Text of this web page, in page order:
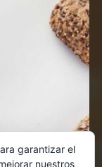
garantizar el
nuestros